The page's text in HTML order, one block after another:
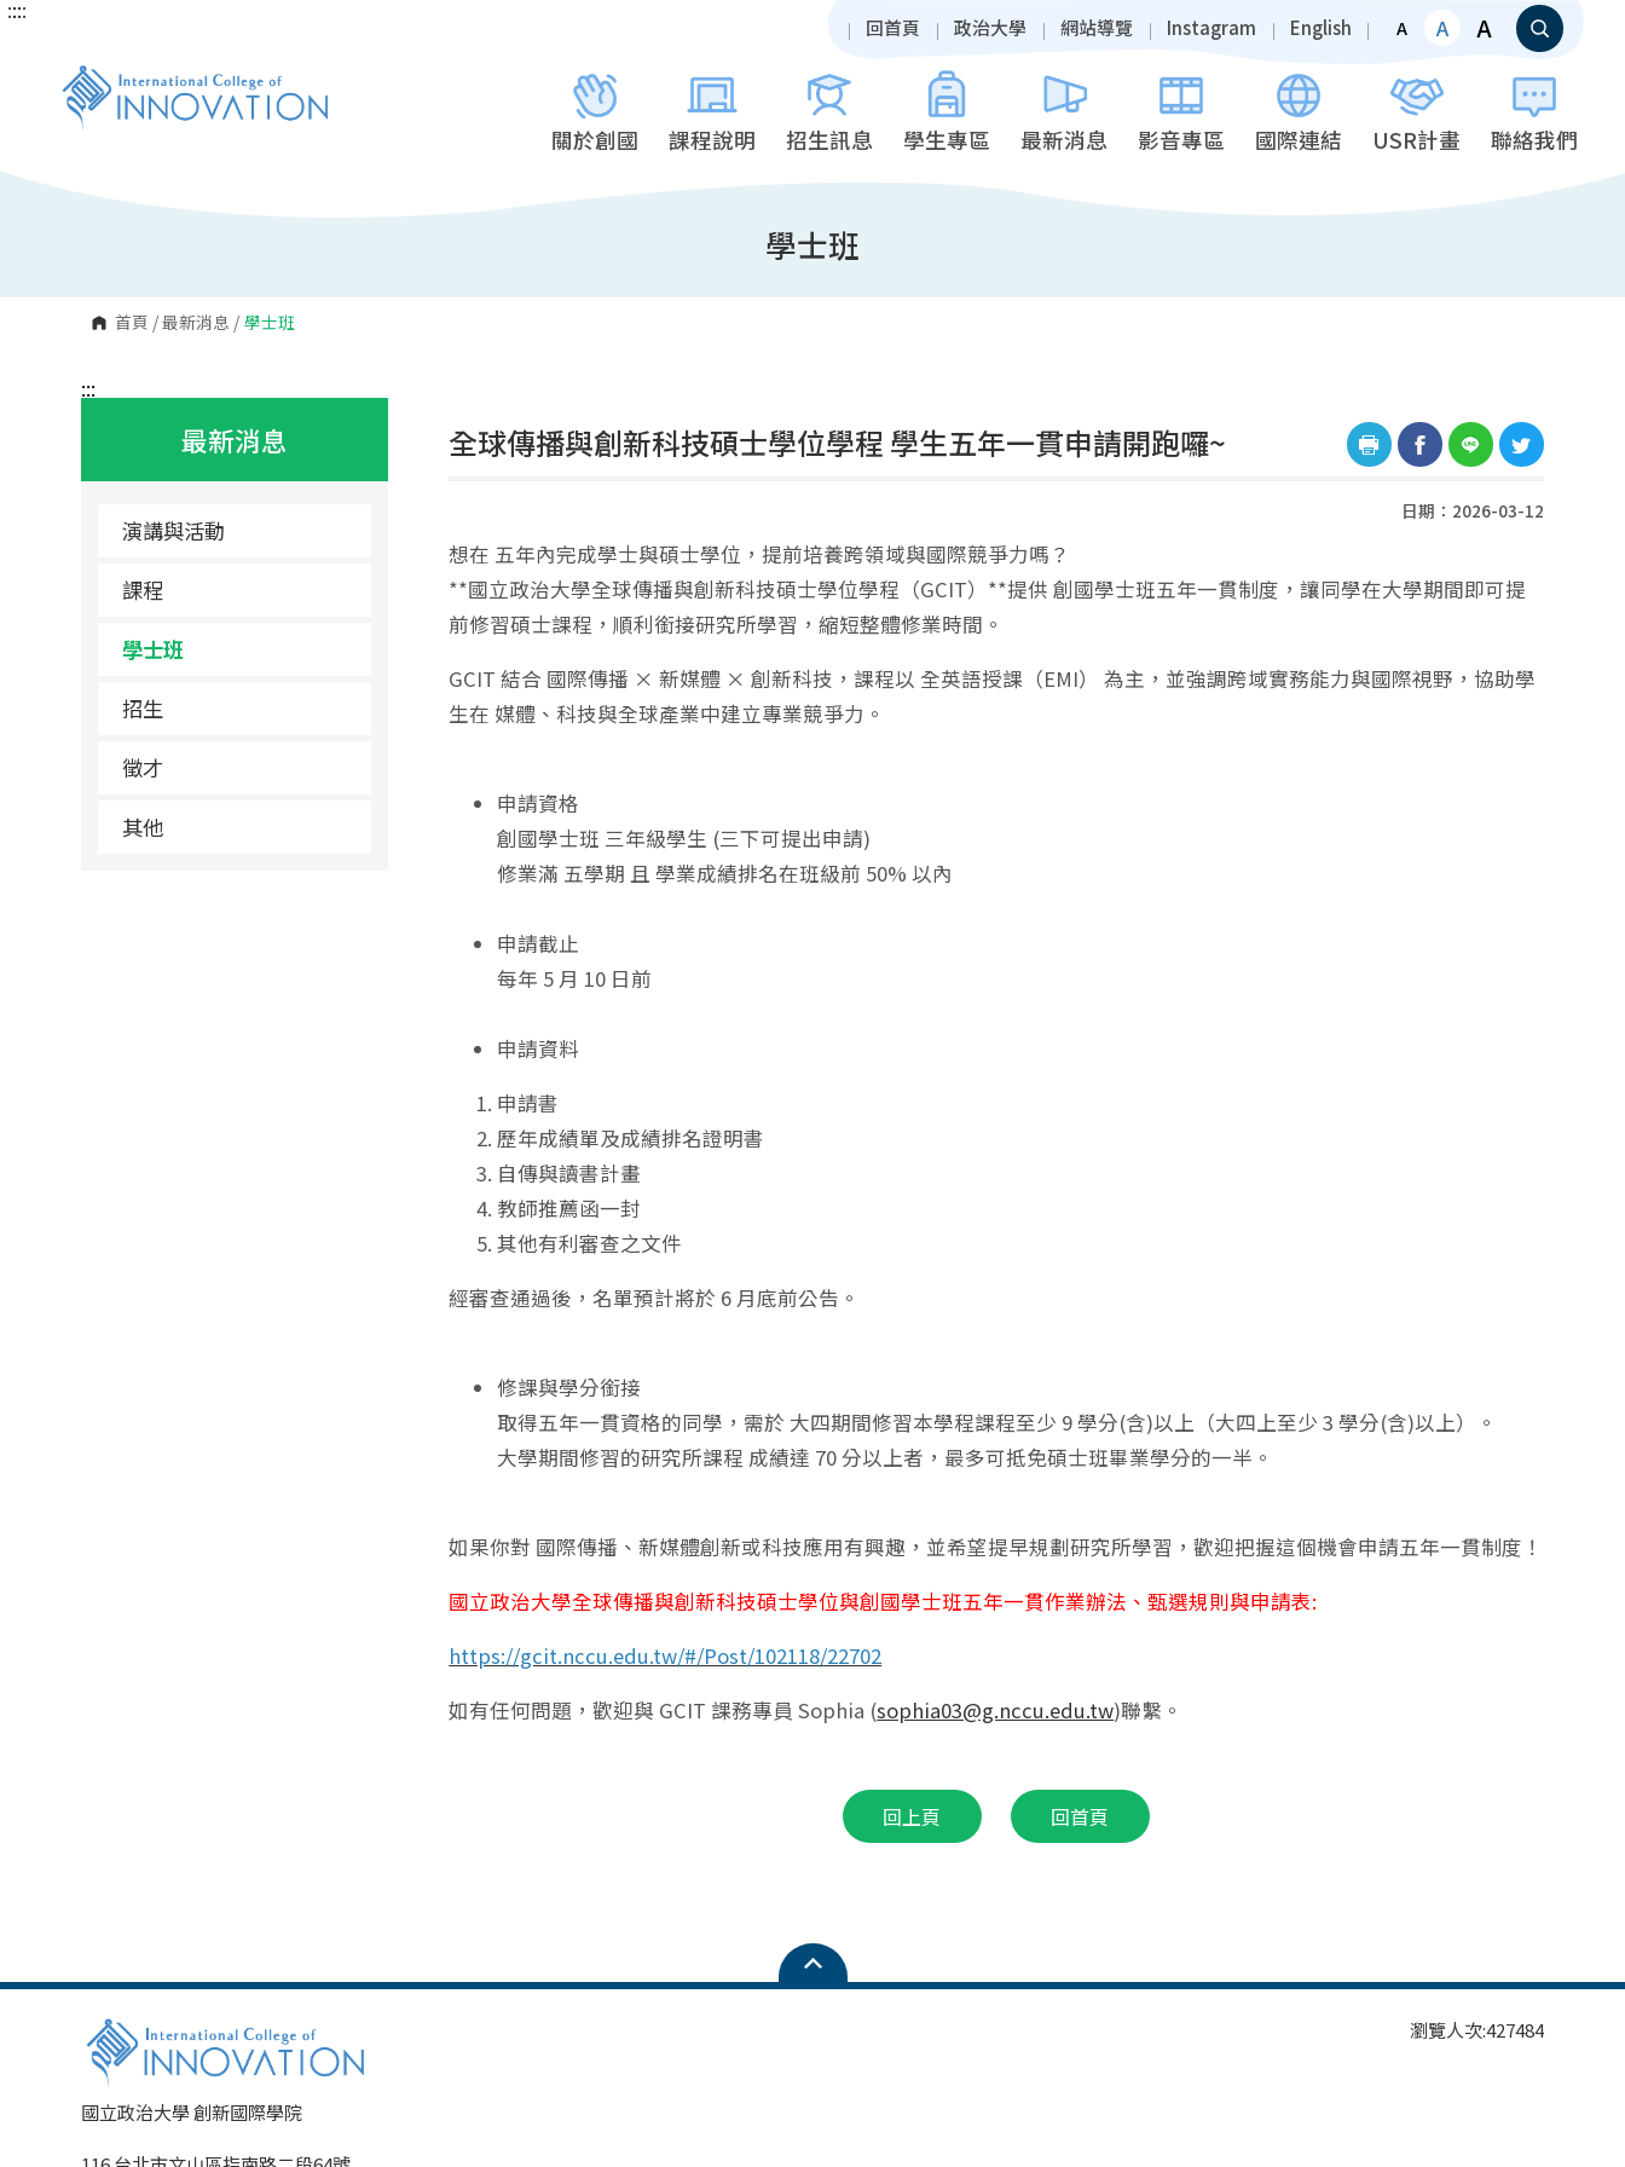
跳
:::
回首頁 政治大學 網站導覽 Instagram English A A A
關於創國 課程說明 招生訊息 學生專區 最新消息 影音專區 國際連結 USR計畫 聯絡我們
學士班
首頁 /最新消息 / 學士班
:::
最新消息
演講與活動
課程
學士班
招生
徵才
其他
:::
全球傳播與創新科技碩士學位學程 學生五年一貫申請開跑囉~
日期：2026-03-12
想在 五年內完成學士與碩士學位，提前培養跨領域與國際競爭力嗎？
**國立政治大學全球傳播與創新科技碩士學位學程（GCIT）**提供 創國學士班五年一貫制度，讓同學在大學期間即可提
前修習碩士課程，順利銜接研究所學習，縮短整體修業時間。
GCIT 結合 國際傳播 × 新媒體 × 創新科技，課程以 全英語授課（EMI） 為主，並強調跨域實務能力與國際視野，協助學
生在 媒體、科技與全球產業中建立專業競爭力。
申請資格
創國學士班 三年級學生 (三下可提出申請)
修業滿 五學期 且 學業成績排名在班級前 50% 以內
申請截止
每年 5 月 10 日前
申請資料
申請書
歷年成績單及成績排名證明書
自傳與讀書計畫
教師推薦函一封
其他有利審查之文件
經審查通過後，名單預計將於 6 月底前公告。
修課與學分銜接
取得五年一貫資格的同學，需於 大四期間修習本學程課程至少 9 學分(含)以上（大四上至少 3 學分(含)以上）。
大學期間修習的研究所課程 成績達 70 分以上者，最多可抵免碩士班畢業學分的一半。
如果你對 國際傳播、新媒體創新或科技應用有興趣，並希望提早規劃研究所學習，歡迎把握這個機會申請五年一貫制度！
國立政治大學全球傳播與創新科技碩士學位與創國學士班五年一貫作業辦法、甄選規則與申請表:
https://gcit.nccu.edu.tw/#/Post/102118/22702
如有任何問題，歡迎與 GCIT 課務專員 Sophia (sophia03@g.nccu.edu.tw)聯繫。
回上頁 回首頁
國立政治大學 創新國際學院
瀏覽人次:427484